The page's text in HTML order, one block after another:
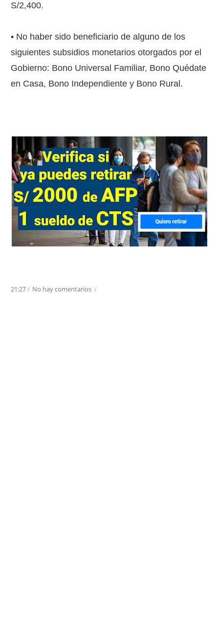
S/2,400.
• No haber sido beneficiario de alguno de los
siguientes subsidios monetarios otorgados por el
Gobierno: Bono Universal Familiar, Bono Quédate
en Casa, Bono Independiente y Bono Rural.
21:27/ No hay comentarios /